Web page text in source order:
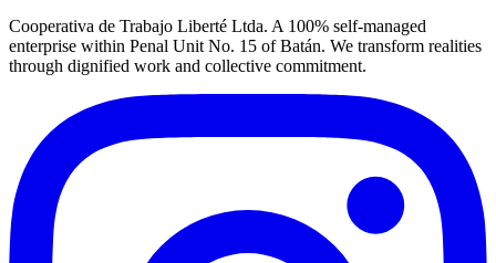
Cooperativa de Trabajo Liberté Ltda. A 100% self-managed
enterprise within Penal Unit No. 15 of Batán. We transform realities
through dignified work and collective commitment.